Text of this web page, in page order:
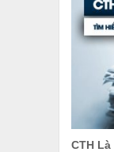
CTH